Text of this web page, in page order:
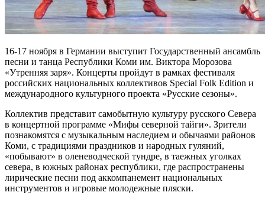
16-17 ноября в Германии выступит Государственный ансамбль
песни и танца Республики Коми им. Виктора Морозова
«Утренняя заря». Концерты пройдут в рамках фестиваля
российских национальных коллективов Special Folk Edition и
международного культурного проекта «Русские сезоны».
Коллектив представит самобытную культуру русского Севера
в концертной программе «Мифы северной тайги». Зрители
познакомятся с музыкальным наследием и обычаями районов
Коми, с традициями праздников и народных гуляний,
«побывают» в оленеводческой тундре, в таежных уголках
севера, в южных районах республики, где распространены
лирические песни под аккомпанемент национальных
инструментов и игровые молодежные пляски.